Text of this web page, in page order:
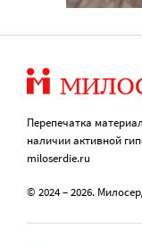
Перепечатка
наличии активной
miloserdie.ru
© 2024 – 2026.